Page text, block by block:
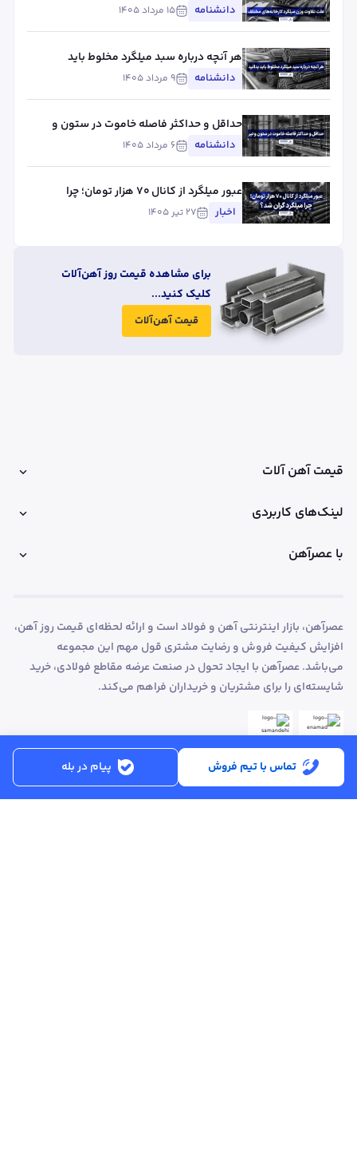
چیست؟ بررسی استاندارد، تلورانس و عوامل
مؤثر
دانشنامه ۱۵ مرداد ۱۴۰۵
هر آنچه درباره سبد میلگرد مخلوط باید
بدانید
دانشنامه ۹ مرداد ۱۴۰۵
حداقل و حداکثر فاصله خاموت در ستون و
تیر
دانشنامه ۶ مرداد ۱۴۰۵
عبور میلگرد از کانال ۷۰ هزار تومان؛ چرا
میلگرد گران شد؟
اخبار ۲۷ تیر ۱۴۰۵
برای مشاهده قیمت روز آهن‌آلات
کلیک کنید...
قیمت آهن‌آلات
تماس با تیم فروش پیام در بله
قیمت آهن آلات
لینک‌های کاربردی
با عصرآهن
عصرآهن، بازار اینترنتی آهن و فولاد است و ارائه لحظه‌ای قیمت روز آهن،
افزایش کیفیت فروش و رضایت مشتری قول مهم این مجموعه
می‌باشد. عصرآهن با ایجاد تحول در صنعت عرضه مقاطع فولادی، خرید
شایسته‌ای را برای مشتریان و خریداران فراهم می‌کند.
ساعت کاری:شنبه تا پنجشنبه از ساعت 8:30 تا 17:00